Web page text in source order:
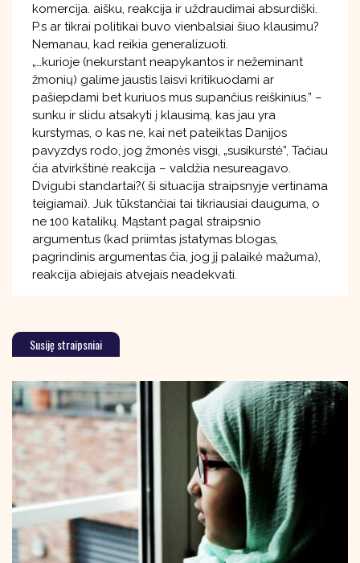
komercija. aišku, reakcija ir uždraudimai absurdiški.
P.s ar tikrai politikai buvo vienbalsiai šiuo klausimu?
Nemanau, kad reikia generalizuoti.
„…kurioje (nekurstant neapykantos ir nežeminant
žmonių) galime jaustis laisvi kritikuodami ar
pašiepdami bet kuriuos mus supančius reiškinius.” –
sunku ir slidu atsakyti į klausimą, kas jau yra
kurstymas, o kas ne, kai net pateiktas Danijos
pavyzdys rodo, jog žmonės visgi, „susikurstė”, Tačiau
čia atvirkštinė reakcija – valdžia nesureagavo.
Dvigubi standartai?( ši situacija straipsnyje vertinama
teigiamai). Juk tūkstančiai tai tikriausiai dauguma, o
ne 100 katalikų. Mąstant pagal straipsnio
argumentus (kad priimtas įstatymas blogas,
pagrindinis argumentas čia, jog jį palaikė mažuma),
reakcija abiejais atvejais neadekvati.
Susiję straipsniai